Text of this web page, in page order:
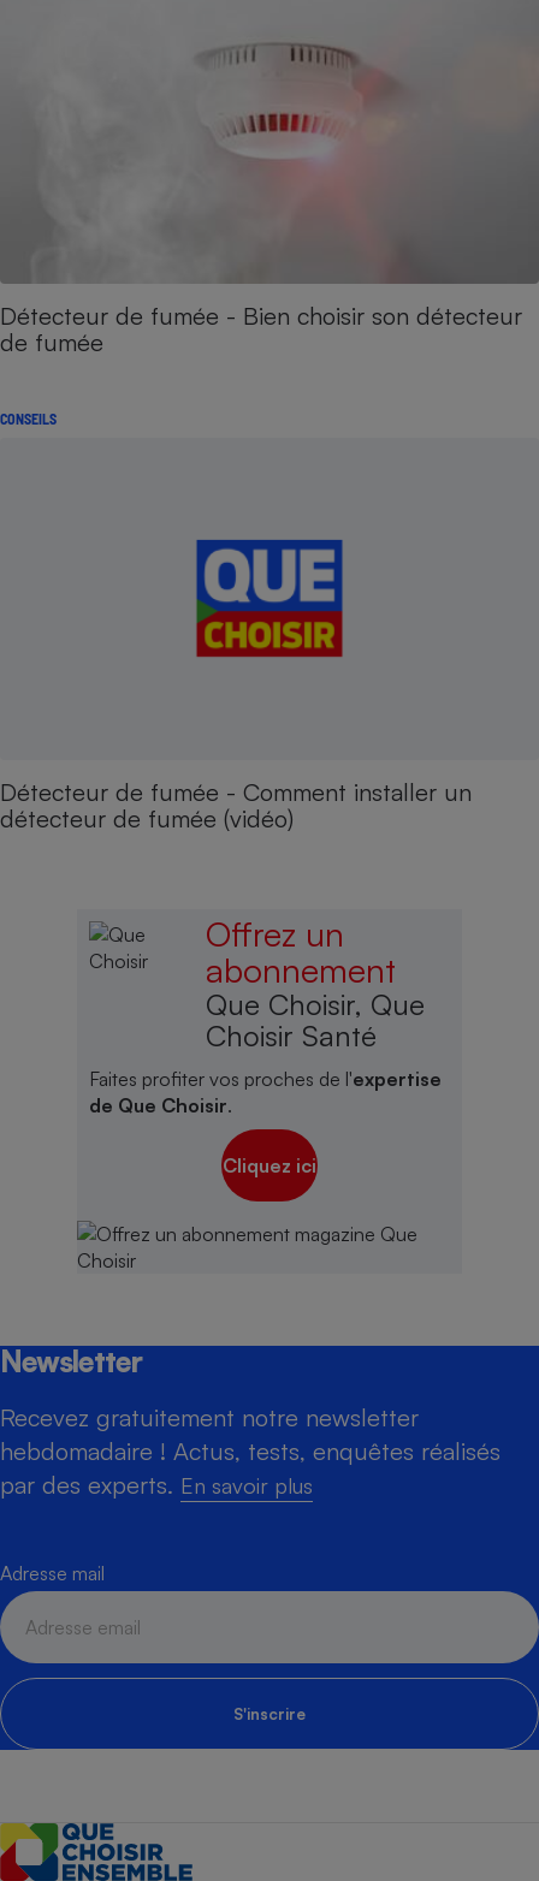
Détecteur de fumée - Bien choisir son détecteur
de fumée
CONSEILS
Détecteur de fumée - Comment installer un
détecteur de fumée (vidéo)
Offrez un
abonnement
Que Choisir, Que
Choisir Santé
Faites profiter vos proches de l'expertise
de Que Choisir.
Cliquez ici
Newsletter
Recevez gratuitement notre newsletter
hebdomadaire ! Actus, tests, enquêtes réalisés
par des experts. En savoir plus
Adresse mail
S'inscrire